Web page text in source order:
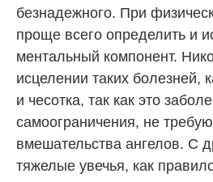
безнадежного. При
проще всего определить и
ментальный компонент.
исцелении таких болезней,
и чесотка, так как это
самоограничения, не
вмешательства ангелов. С
тяжелые увечья, как